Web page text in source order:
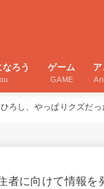
ろう ゲーム
GAME
ろし、やっぱりクズだっ
に向けて情報を